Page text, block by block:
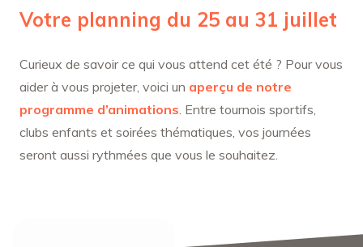
Votre planning du 25 au 31 juillet
Curieux de savoir ce qui vous attend cet été ? Pour vous
aider à vous projeter, voici un aperçu de notre
programme d’animations. Entre tournois sportifs,
clubs enfants et soirées thématiques, vos journées
seront aussi rythmées que vous le souhaitez.